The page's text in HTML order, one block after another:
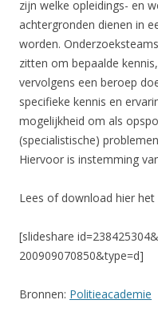
zijn welke opleidings- en
achtergronden dienen in
worden.
zitten om bepaalde
vervolgens een beroep
specifieke kennis en
mogelijkheid om als
(specialistische)
Hiervoor is instemming
Lees of download hier het
[slideshare
200909070850&type=d]
Bronnen: Politieacademie